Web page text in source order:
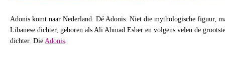
Adonis komt naar Nederland. Dé Adonis. Niet die mythologische figuur,
Libanese dichter, geboren als Ali Ahmad Esber en volgens velen de
dichter. Die Adonis.